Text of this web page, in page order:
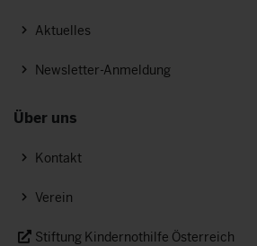
Aktuelles
Newsletter-Anmeldung
Über uns
Kontakt
Verein
Stiftung Kindernothilfe Österreich